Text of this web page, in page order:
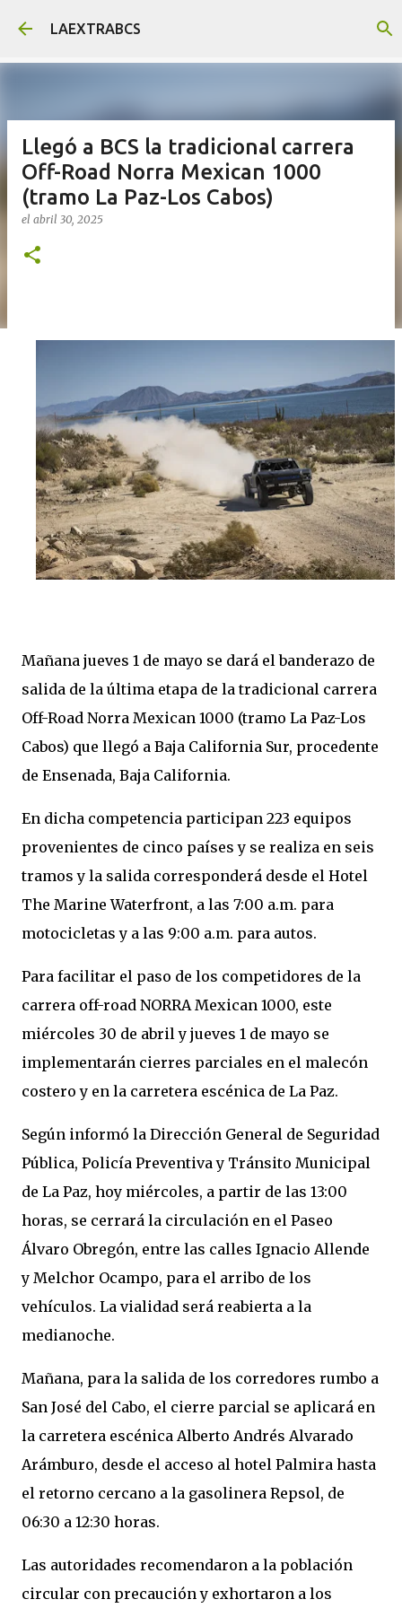
Ir al contenido principal
LAEXTRABCS
Llegó a BCS la tradicional carrera
Off-Road Norra Mexican 1000
(tramo La Paz-Los Cabos)
el abril 30, 2025
Mañana jueves 1 de mayo se dará el banderazo de
salida de la última etapa de la tradicional carrera
Off-Road Norra Mexican 1000 (tramo La Paz-Los
Cabos) que llegó a Baja California Sur, procedente
de Ensenada, Baja California.
En dicha competencia participan 223 equipos
provenientes de cinco países y se realiza en seis
tramos y la salida corresponderá desde el Hotel
The Marine Waterfront, a las 7:00 a.m. para
motocicletas y a las 9:00 a.m. para autos.
Para facilitar el paso de los competidores de la
carrera off-road NORRA Mexican 1000, este
miércoles 30 de abril y jueves 1 de mayo se
implementarán cierres parciales en el malecón
costero y en la carretera escénica de La Paz.
Según informó la Dirección General de Seguridad
Pública, Policía Preventiva y Tránsito Municipal
de La Paz, hoy miércoles, a partir de las 13:00
horas, se cerrará la circulación en el Paseo
Álvaro Obregón, entre las calles Ignacio Allende
y Melchor Ocampo, para el arribo de los
vehículos. La vialidad será reabierta a la
medianoche.
Mañana, para la salida de los corredores rumbo a
San José del Cabo, el cierre parcial se aplicará en
la carretera escénica Alberto Andrés Alvarado
Arámburo, desde el acceso al hotel Palmira hasta
el retorno cercano a la gasolinera Repsol, de
06:30 a 12:30 horas.
Las autoridades recomendaron a la población
circular con precaución y exhortaron a los